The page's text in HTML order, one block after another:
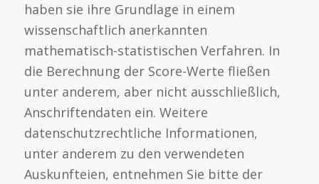
haben sie ihre Grundlage in einem
wissenschaftlich anerkannten
mathematisch-statistischen Verfahren. In
die Berechnung der Score-Werte fließen
unter anderem, aber nicht ausschließlich,
Anschriftendaten ein. Weitere
datenschutzrechtliche Informationen,
unter anderem zu den verwendeten
Auskunfteien, entnehmen Sie bitte der